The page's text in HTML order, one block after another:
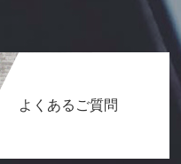
よくあるご質問